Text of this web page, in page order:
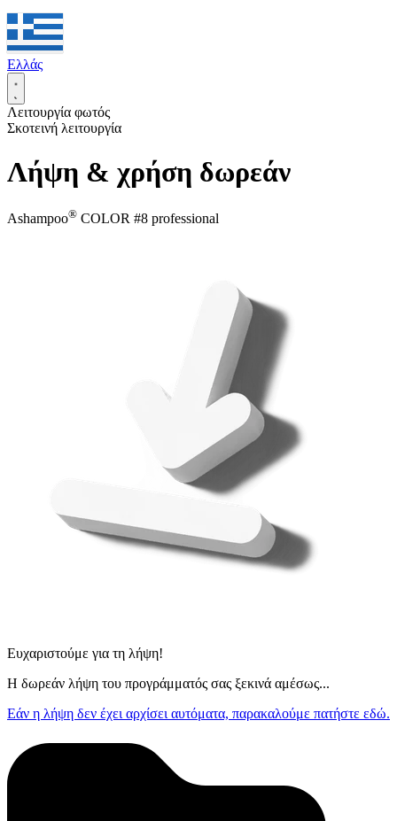
Ελλάς
Λειτουργία φωτός
Σκοτεινή λειτουργία
Λήψη & χρήση δωρεάν
Ashampoo® COLOR #8 professional
Ευχαριστούμε για τη λήψη!
Η δωρεάν λήψη του προγράμματός σας ξεκινά αμέσως...
Εάν η λήψη δεν έχει αρχίσει αυτόματα, παρακαλούμε πατήστε εδώ.